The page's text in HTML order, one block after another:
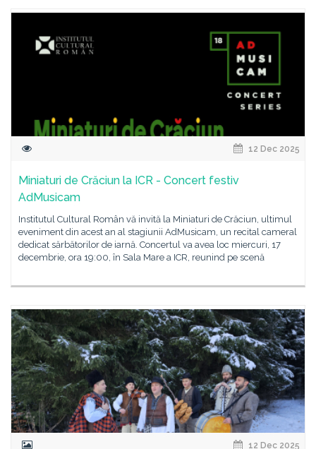
12 Dec 2025
Miniaturi de Crăciun la ICR - Concert festiv
AdMusicam
Institutul Cultural Român vă invită la Miniaturi de Crăciun, ultimul
eveniment din acest an al stagiunii AdMusicam, un recital cameral
dedicat sărbătorilor de iarnă. Concertul va avea loc miercuri, 17
decembrie, ora 19:00, în Sala Mare a ICR, reunind pe scenă
12 Dec 2025